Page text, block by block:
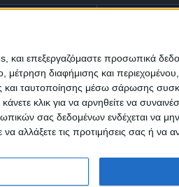
επεξεργαζόμαστε προσωπικά
διαφήμισης και
και ταυτοποίησης μέσω σάρωσης
κλικ για να αρνηθείτε να
σας δεδομένων ενδέχεται να
αλλάξετε τις προτιμήσεις σας ή